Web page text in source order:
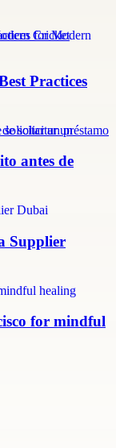
Cricket
Practices
solicitar un préstamo
antes de
Supplier
for mindful